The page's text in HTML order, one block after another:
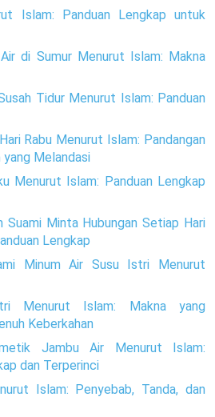
Islam: Panduan Lengkap untuk
di Sumur Menurut Islam: Makna
Tidur Menurut Islam: Panduan
Rabu Menurut Islam: Pandangan
yang Melandasi
Menurut Islam: Panduan Lengkap
Suami Minta Hubungan Setiap Hari
Lengkap
Minum Air Susu Istri Menurut
Menurut Islam: Makna yang
Keberkahan
Jambu Air Menurut Islam:
dan Terperinci
Islam: Penyebab, Tanda, dan